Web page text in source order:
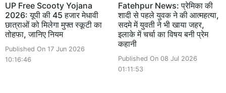
UP Free Scooty Yojana
2026: यूपी की 45 हजार मेधावी
छात्राओं को मिलेगा मुफ्त स्कूटी का
तोहफा, जानिए नियम
Published On 17 Jun 2026
10:16:46
Fatehpur News: प्रेमिका की
शादी से पहले युवक ने की आत्महत्या,
सदमे में युवती ने भी खाया जहर,
इलाके में चर्चा का विषय बनी प्रेम
कहानी
Published On 08 Jul 2026
01:11:53